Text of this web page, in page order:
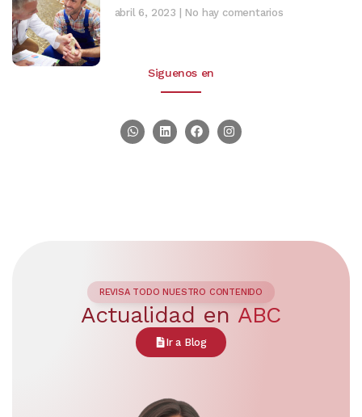
abril 6, 2023
No hay comentarios
Siguenos en
REVISA TODO NUESTRO CONTENIDO
Actualidad en ABC
Ir a Blog